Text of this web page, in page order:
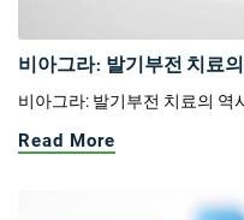
비아그라: 발기부전 치료
비아그라: 발기부전 치료의 역
Read More